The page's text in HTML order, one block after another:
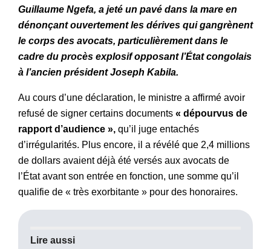
Guillaume Ngefa, a jeté un pavé dans la mare en
dénonçant ouvertement les dérives qui gangrènent
le corps des avocats, particulièrement dans le
cadre du procès explosif opposant l’État congolais
à l’ancien président Joseph Kabila.
Au cours d’une déclaration, le ministre a affirmé avoir
refusé de signer certains documents « dépourvus de
rapport d’audience », qu’il juge entachés
d’irrégularités. Plus encore, il a révélé que 2,4 millions
de dollars avaient déjà été versés aux avocats de
l’État avant son entrée en fonction, une somme qu’il
qualifie de « très exorbitante » pour des honoraires.
Lire aussi